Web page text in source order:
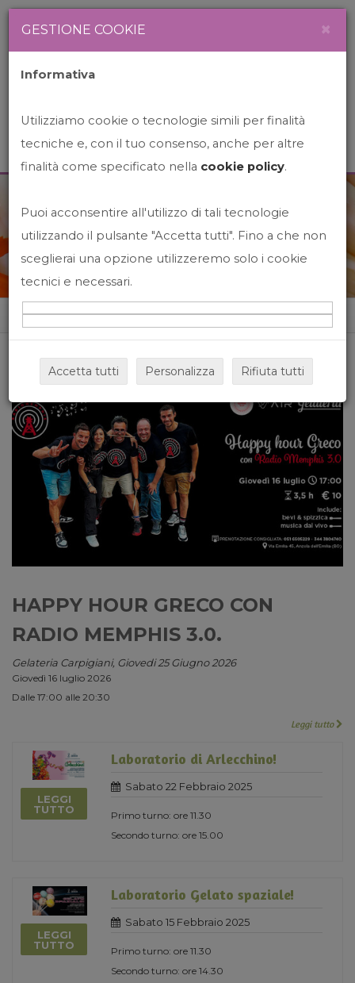
News&Events
Home News&events
HAPPY HOUR GRECO CON
RADIO MEMPHIS 3.0.
Gelateria Carpigiani, Giovedi 25 Giugno 2026
Giovedì 16 luglio 2026
Dalle 17:00 alle 20:30
Leggi tutto
LEGGI
TUTTO
Laboratorio di Arlecchino!
Sabato 22 Febbraio 2025
Primo turno: ore 11.30
Secondo turno: ore 15.00
LEGGI
TUTTO
Laboratorio Gelato spaziale!
Sabato 15 Febbraio 2025
Primo turno: ore 11.30
Secondo turno: ore 14.30
GESTIONE COOKIE ×
Informativa
Utilizziamo cookie o tecnologie simili per finalità
tecniche e, con il tuo consenso, anche per altre
finalità come specificato nella cookie policy.
Puoi acconsentire all'utilizzo di tali tecnologie
utilizzando il pulsante "Accetta tutti". Fino a che non
sceglierai una opzione utilizzeremo solo i cookie
tecnici e necessari.
Accetta tutti Personalizza Rifiuta tutti